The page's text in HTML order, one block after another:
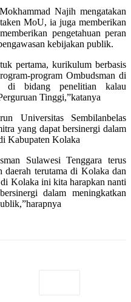
Najih mengatakan
MoU, ia juga memberikan
pengetahuan peran
kebijakan publik.
pertama, kurikulum berbasis
program Ombudsman di
di bidang penelitian kalau
Tinggi,”katanya
Universitas Sembilanbelas
yang dapat bersinergi dalam
Kabupaten Kolaka
Sulawesi Tenggara terus
daerah terutama di Kolaka dan
Kolaka ini kita harapkan nanti
dalam meningkatkan